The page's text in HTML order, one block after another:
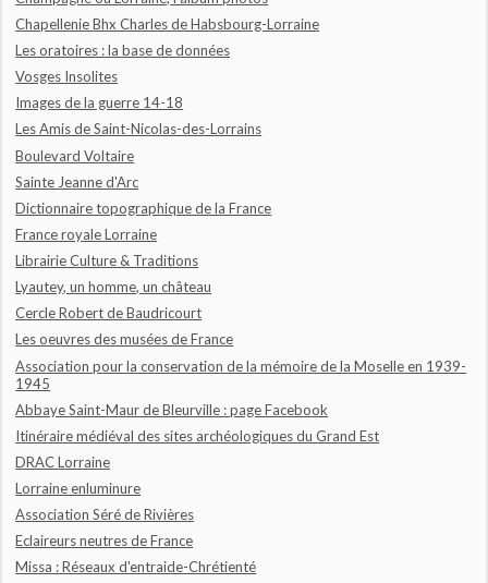
Chapellenie Bhx Charles de Habsbourg-Lorraine
Les oratoires : la base de données
Vosges Insolites
Images de la guerre 14-18
Les Amis de Saint-Nicolas-des-Lorrains
Boulevard Voltaire
Sainte Jeanne d'Arc
Dictionnaire topographique de la France
France royale Lorraine
Librairie Culture & Traditions
Lyautey, un homme, un château
Cercle Robert de Baudricourt
Les oeuvres des musées de France
Association pour la conservation de la mémoire de la Moselle en 1939-
1945
Abbaye Saint-Maur de Bleurville : page Facebook
Itinéraire médiéval des sites archéologiques du Grand Est
DRAC Lorraine
Lorraine enluminure
Association Séré de Rivières
Eclaireurs neutres de France
Missa : Réseaux d'entraide-Chrétienté